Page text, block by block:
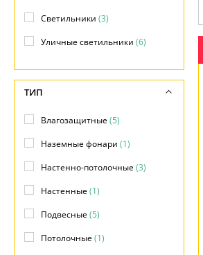
Возврат
Отзывы
Дизайнерам
Контакты
Светильники (3)
Уличные светильники (6)
ТИП
Влагозащитные(5)
Наземные фонари (1)
Настенно-потолочные(3)
Настенные(1)
Подвесные(5)
Потолочные(1)